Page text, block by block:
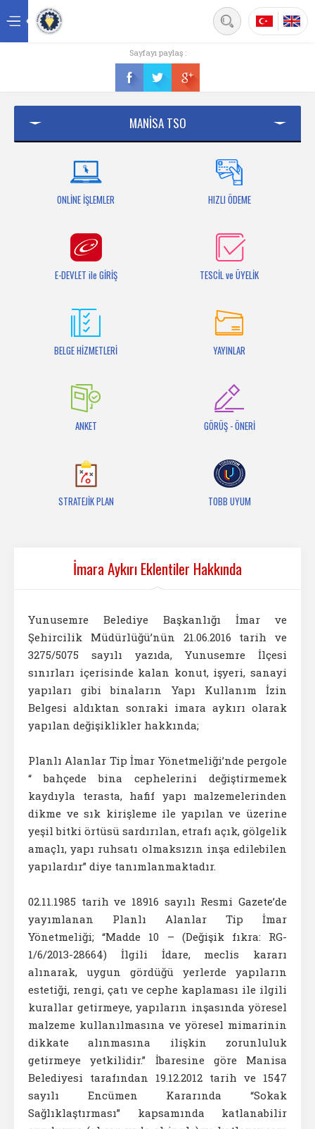
Üyelik
Bilgi Bankası
Sayfayı paylaş :
MANİSA TSO
ONLİNE İŞLEMLER HIZLI ÖDEME
E-DEVLET ile GİRİŞ TESCİL ve ÜYELİK
BELGE HİZMETLERİ YAYINLAR
ANKET GÖRÜŞ - ÖNERİ
STRATEJİK PLAN TOBB UYUM
İmara Aykırı Eklentiler Hakkında
Yunusemre Belediye Başkanlığı İmar ve
Şehircilik Müdürlüğü’nün 21.06.2016 tarih ve
3275/5075 sayılı yazıda, Yunusemre İlçesi
sınırları içerisinde kalan konut, işyeri, sanayi
yapıları gibi binaların Yapı Kullanım İzin
Belgesi aldıktan sonraki imara aykırı olarak
yapılan değişiklikler hakkında;
Planlı Alanlar Tip İmar Yönetmeliği’nde pergole
“ bahçede bina cephelerini değiştirmemek
kaydıyla terasta, hafif yapı malzemelerinden
dikme ve sık kirişleme ile yapılan ve üzerine
yeşil bitki örtüsü sardırılan, etrafı açık, gölgelik
amaçlı, yapı ruhsatı olmaksızın inşa edilebilen
yapılardır” diye tanımlanmaktadır.
02.11.1985 tarih ve 18916 sayılı Resmi Gazete’de
yayımlanan Planlı Alanlar Tip İmar
Yönetmeliği; “Madde 10 – (Değişik fıkra: RG-
1/6/2013-28664) İlgili İdare, meclis kararı
alınarak, uygun gördüğü yerlerde yapıların
estetiği, rengi, çatı ve cephe kaplaması ile ilgili
kurallar getirmeye, yapıların inşasında yöresel
malzeme kullanılmasına ve yöresel mimarinin
dikkate alınmasına ilişkin zorunluluk
getirmeye yetkilidir.” İbaresine göre Manisa
Belediyesi tarafından 19.12.2012 tarih ve 1547
sayılı Encümen Kararında “Sokak
Sağlıklaştırması” kapsamında katlanabilir